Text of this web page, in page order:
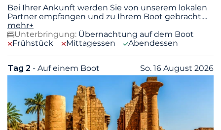
Bei Ihrer Ankunft werden Sie von unserem lokalen
Partner empfangen und zu Ihrem Boot gebracht....
mehr+
Unterbringung: Übernachtung auf dem Boot
Frühstück
Mittagessen Abendessen
Tag 2 - Auf einem Boot So. 16 August 2026